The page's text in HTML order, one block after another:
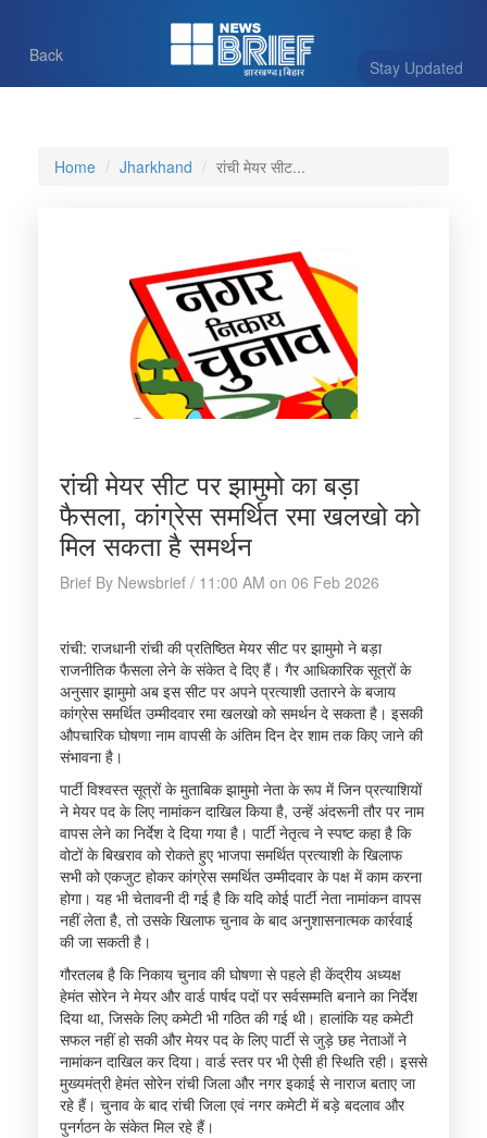
Stay Updated
Back
Home Jharkhand रांची मेयर सीट...
रांची मेयर सीट पर झामुमो का बड़ा
फैसला, कांग्रेस समर्थित रमा खलखो को
मिल सकता है समर्थन
Brief By Newsbrief / 11:00 AM on 06 Feb 2026
रांची: राजधानी रांची की प्रतिष्ठित मेयर सीट पर झामुमो ने बड़ा
राजनीतिक फैसला लेने के संकेत दे दिए हैं। गैर आधिकारिक सूत्रों के
अनुसार झामुमो अब इस सीट पर अपने प्रत्याशी उतारने के बजाय
कांग्रेस समर्थित उम्मीदवार रमा खलखो को समर्थन दे सकता है। इसकी
औपचारिक घोषणा नाम वापसी के अंतिम दिन देर शाम तक किए जाने की
संभावना है।
पार्टी विश्वस्त सूत्रों के मुताबिक झामुमो नेता के रूप में जिन प्रत्याशियों
ने मेयर पद के लिए नामांकन दाखिल किया है, उन्हें अंदरूनी तौर पर नाम
वापस लेने का निर्देश दे दिया गया है। पार्टी नेतृत्व ने स्पष्ट कहा है कि
वोटों के बिखराव को रोकते हुए भाजपा समर्थित प्रत्याशी के खिलाफ
सभी को एकजुट होकर कांग्रेस समर्थित उम्मीदवार के पक्ष में काम करना
होगा। यह भी चेतावनी दी गई है कि यदि कोई पार्टी नेता नामांकन वापस
नहीं लेता है, तो उसके खिलाफ चुनाव के बाद अनुशासनात्मक कार्रवाई
की जा सकती है।
गौरतलब है कि निकाय चुनाव की घोषणा से पहले ही केंद्रीय अध्यक्ष
हेमंत सोरेन ने मेयर और वार्ड पार्षद पदों पर सर्वसम्मति बनाने का निर्देश
दिया था, जिसके लिए कमेटी भी गठित की गई थी। हालांकि यह कमेटी
सफल नहीं हो सकी और मेयर पद के लिए पार्टी से जुड़े छह नेताओं ने
नामांकन दाखिल कर दिया। वार्ड स्तर पर भी ऐसी ही स्थिति रही। इससे
मुख्यमंत्री हेमंत सोरेन रांची जिला और नगर इकाई से नाराज बताए जा
रहे हैं। चुनाव के बाद रांची जिला एवं नगर कमेटी में बड़े बदलाव और
पुनर्गठन के संकेत मिल रहे हैं।